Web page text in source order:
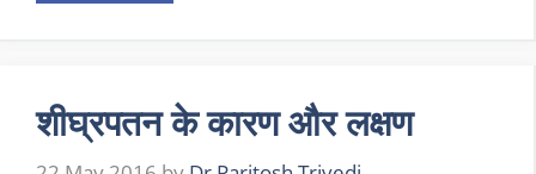
शीघ्रपतन के कारण और लक्षण